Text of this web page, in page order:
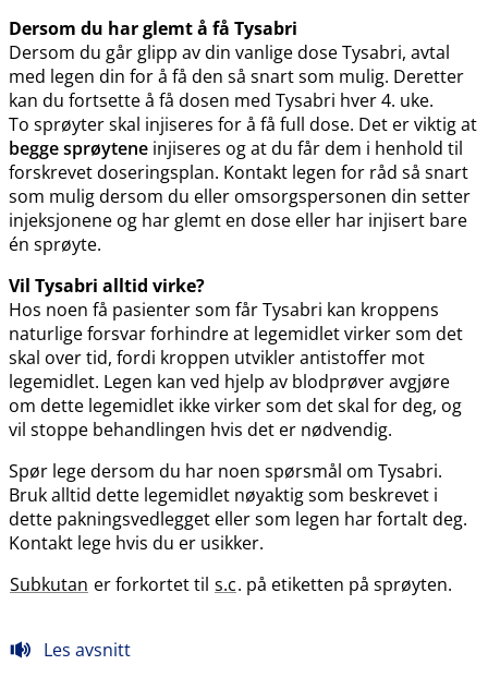
Dersom du har glemt å få Tysabri
Dersom du går glipp av din vanlige dose Tysabri, avtal
med legen din for å få den så snart som mulig. Deretter
kan du fortsette å få dosen med Tysabri hver 4. uke.
To sprøyter skal injiseres for å få full dose. Det er viktig at
begge sprøytene injiseres og at du får dem i henhold til
forskrevet doseringsplan. Kontakt legen for råd så snart
som mulig dersom du eller omsorgspersonen din setter
injeksjonene og har glemt en dose eller har injisert bare
én sprøyte.
Vil Tysabri alltid virke?
Hos noen få pasienter som får Tysabri kan kroppens
naturlige forsvar forhindre at legemidlet virker som det
skal over tid, fordi kroppen utvikler antistoffer mot
legemidlet. Legen kan ved hjelp av blodprøver avgjøre
om dette legemidlet ikke virker som det skal for deg, og
vil stoppe behandlingen hvis det er nødvendig.
Spør lege dersom du har noen spørsmål om Tysabri.
Bruk alltid dette legemidlet nøyaktig som beskrevet i
dette pakningsvedlegget eller som legen har fortalt deg.
Kontakt lege hvis du er usikker.
Subkutan er forkortet til s.c. på etiketten på sprøyten.
Les avsnitt